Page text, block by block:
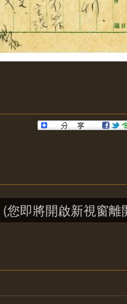
(您即將開啟新視窗離